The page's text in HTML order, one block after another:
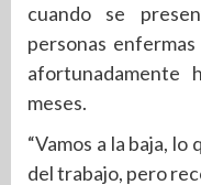
cuando se
personas
afortunadamente
meses.
“Vamos a la baja,
del trabajo, pero